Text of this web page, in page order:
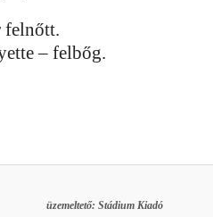
felnőtt.
– felbőg.
üzemeltető: Stádium Kiadó